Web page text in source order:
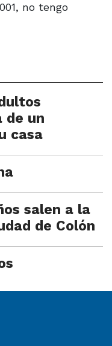
no tengo
de un
casa
salen a la
de Colón